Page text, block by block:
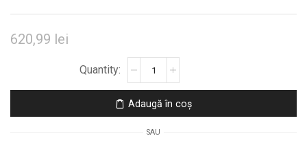
620,99 lei
Tapitat
Reglabil
Lame
Adaugă în coș
SAU